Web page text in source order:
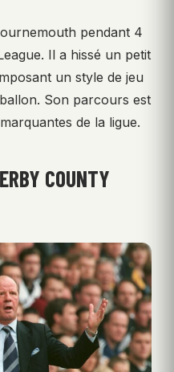
pendant 4
Il a hissé un petit
un style de jeu
Son parcours est
de la ligue.
COUNTY